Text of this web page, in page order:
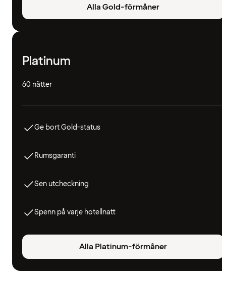
Alla Gold-förmåner
Platinum
60 nätter
Ge bort Gold-status
Rumsgaranti
Sen utcheckning
Spenn på varje hotellnatt
Alla Platinum-förmåner